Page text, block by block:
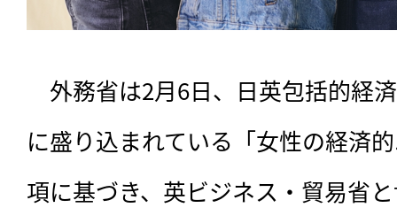
外務省は2月6日、日英包括的経
に盛り込まれている「女性の経済
項に基づき、英ビジネス・貿易省